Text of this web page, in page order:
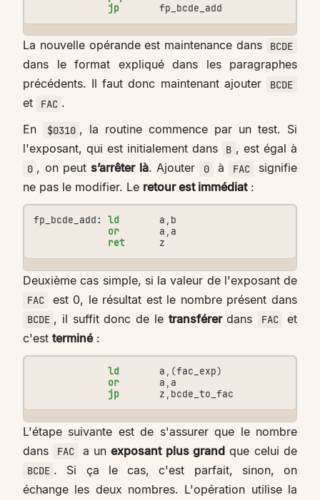
jp
fp_bcde_add
La nouvelle opérande est maintenance dans BCDE
dans le format expliqué dans les paragraphes
précédents. Il faut donc maintenant ajouter
BCDE
et FAC .
En
$0310 , la routine commence par un test. Si
l'exposant, qui est initialement dans
B , est égal à
0 , on peuts’arrêter là. Ajouter 0 à FAC
signifie
ne pas le modifier. Le retour est immédiat:
fp_bcde_add: ld a , b
or
a , a
ret
z
Deuxième cas simple, si la valeur de l'exposant de
FAC est 0, le résultat est le nombre présent dans
BCDE , il suffit donc de le transférerdans FAC
et
c'est terminé:
ld a ,(fac_exp)
or
a , a
jp
z , bcde_to_fac
L'étape suivante est de s'assurer que le nombre
dans
FAC a unexposant plus grand que celui de
BCDE . Si ça le cas, c'est parfait, sinon, on
échange les deux nombres. L'opération utilise la